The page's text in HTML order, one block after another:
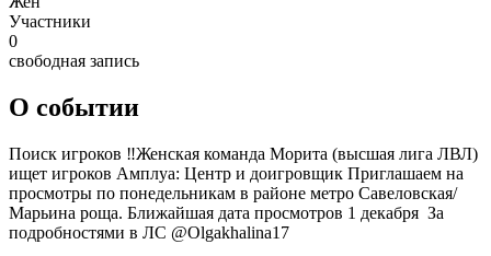
Участники
0
свободная запись
О событии
Поиск игроков ‼️Женская команда Морита (высшая лига ЛВЛ)
ищет игроков Амплуа: Центр и доигровщик Приглашаем на
просмотры по понедельникам в районе метро Савеловская/
Марьина роща. Ближайшая дата просмотров 1 декабря За
подробностями в ЛС @Olgakhalina17